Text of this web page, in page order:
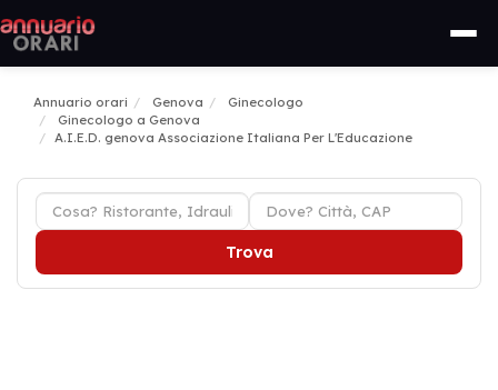
Annuario orari Genova
Ginecologo
Ginecologo a Genova
A.I.E.D. genova Associazione Italiana Per L'Educazione
Trova